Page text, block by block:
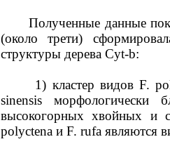
Полученные данные
(около трети)
структуры дерева Cyt-b:
1) кластер видов F.
sinensis
высокогорных хвойных и
polyctena и F. rufa являются